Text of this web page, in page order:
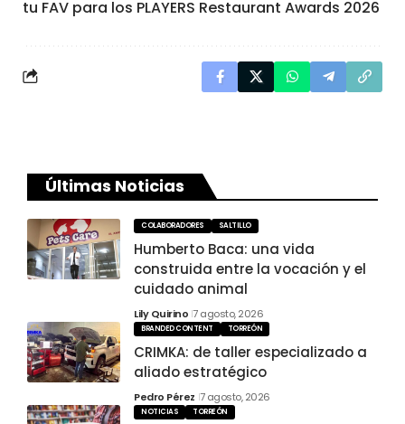
tu FAV para los PLAYERS Restaurant Awards 2026
Últimas Noticias
COLABORADORES SALTILLO
Humberto Baca: una vida
construida entre la vocación y el
cuidado animal
Lily Quirino 7 agosto, 2026
BRANDED CONTENT TORREÓN
CRIMKA: de taller especializado a
aliado estratégico
Pedro Pérez 7 agosto, 2026
NOTICIAS TORREÓN